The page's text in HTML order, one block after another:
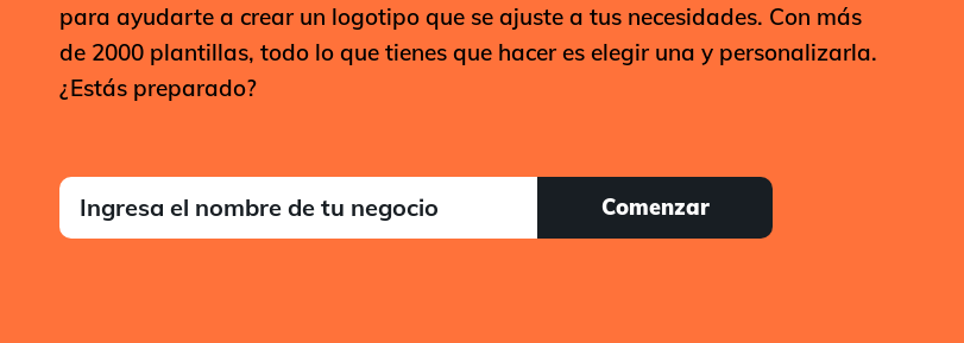
para ayudarte a crear un logotipo que se ajuste a tus necesidades. Con más
de 2000 plantillas, todo lo que tienes que hacer es elegir una y personalizarla.
¿Estás preparado?
Comenzar